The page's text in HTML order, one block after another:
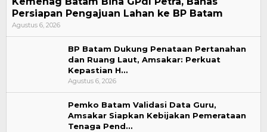
Persiapan Pengajuan Lahan ke BP Batam
Agustus 6, 2026
BP Batam Dukung Penataan Pertanahan
dan Ruang Laut, Amsakar: Perkuat
Kepastian H…
Agustus 6, 2026
Pemko Batam Validasi Data Guru,
Amsakar Siapkan Kebijakan Pemerataan
Tenaga Pend…